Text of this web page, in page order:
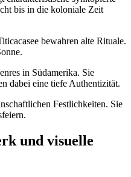
bis in die koloniale Zeit
bewahren alte Rituale.
in Südamerika. Sie
dabei eine tiefe Authentizität.
Festlichkeiten. Sie
und visuelle